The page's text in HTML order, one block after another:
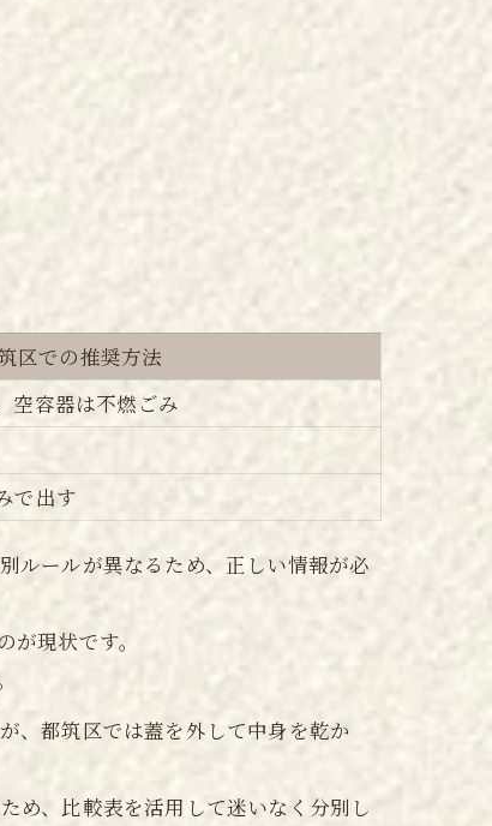
区での推奨方法
空容器は不燃ごみ
で出す
ルールが異なるため、正しい情報が必
現状です。
、都筑区では蓋を外して中身を乾か
め、比較表を活用して迷いなく分別し